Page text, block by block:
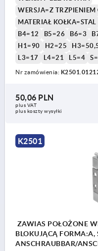
WERSJA=Z
MATERIAŁ KOŁKA=STAL
B4=12
B5=26 B6=3
H1=90
H2=25
L3=17
L4=21 L5=4
Nr zamówienia:
50,06 PLN
plus VAT
plus koszty wysyłki
K2501
ZAWIAS POŁOŻONE
BLOKUJĄCĄ FORMA:A,
ANSCHRAUBBAR/